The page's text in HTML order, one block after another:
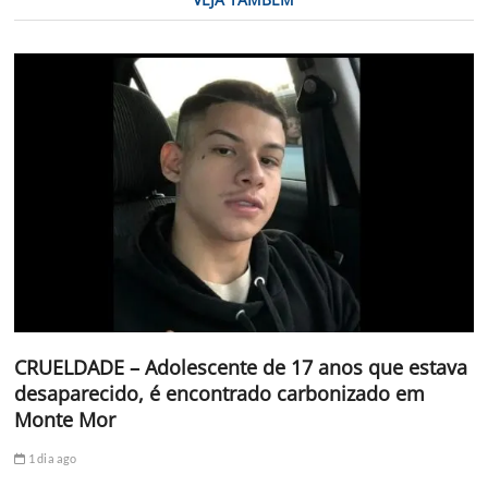
CRUELDADE – Adolescente de 17 anos que estava
desaparecido, é encontrado carbonizado em
Monte Mor
1 dia ago